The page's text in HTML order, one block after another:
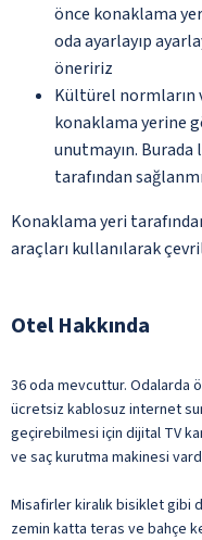
önce konaklama
oda ayarlayıp
öneririz
Kültürel normların
konaklama yerine
unutmayın.
tarafından
Konaklama yeri
araçları kullanılarak
Otel Hakkında
36 oda mevcuttur. Odalarda
ücretsiz kablosuz internet
geçirebilmesi için dijital TV
ve saç kurutma makinesi
Misafirler kiralık bisiklet gibi
zemin katta teras ve bahçe